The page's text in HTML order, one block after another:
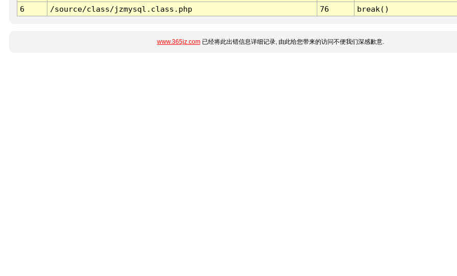
6
/source/class/jzmysql.class.php 76 break()
www.365jz.com已经将此出错信息详细记录, 由此给您带来的访问不便我们深感歉意.